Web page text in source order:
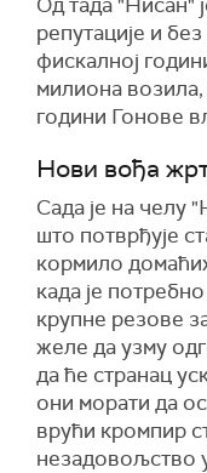
репутације и
фискалној
милиона
години Гонове
Нови вођа
Сада је на челу
што потврђује
кормило
када је
крупне резове
желе да узму
да ће странац
они морати да
врући кромпир
незадовољство